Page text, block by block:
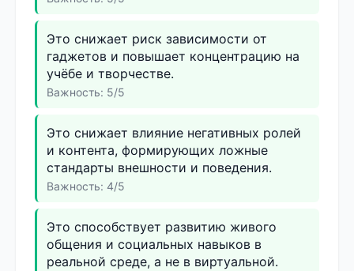
Это снижает риск зависимости от
гаджетов и повышает концентрацию на
учёбе и творчестве.
Важность: 5/5
Это снижает влияние негативных ролей
и контента, формирующих ложные
стандарты внешности и поведения.
Важность: 4/5
Это способствует развитию живого
общения и социальных навыков в
реальной среде, а не в виртуальной.